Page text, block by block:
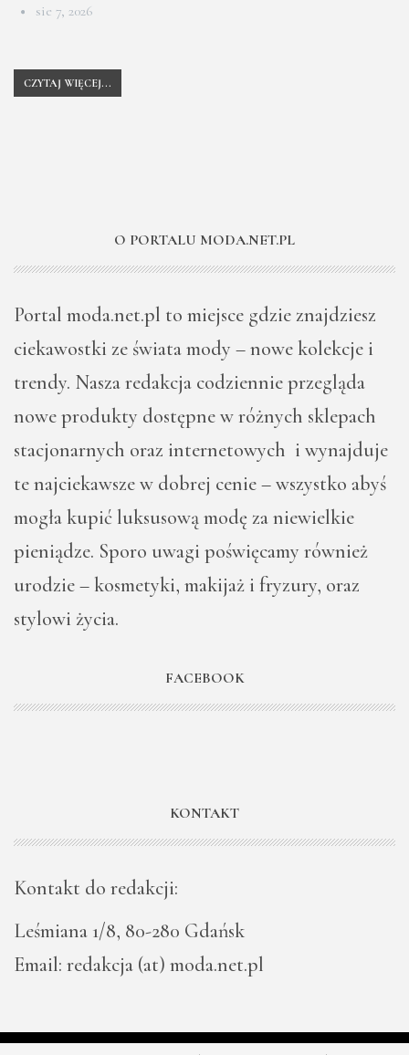
sie 7, 2026
CZYTAJ WIĘCEJ...
O PORTALU MODA.NET.PL
Portal moda.net.pl to miejsce gdzie znajdziesz
ciekawostki ze świata mody – nowe kolekcje i
trendy. Nasza redakcja codziennie przegląda
nowe produkty dostępne w różnych sklepach
stacjonarnych oraz internetowych i wynajduje
te najciekawsze w dobrej cenie – wszystko abyś
mogła kupić luksusową modę za niewielkie
pieniądze. Sporo uwagi poświęcamy również
urodzie – kosmetyki, makijaż i fryzury, oraz
stylowi życia.
FACEBOOK
KONTAKT
Kontakt do redakcji:
Leśmiana 1/8, 80-280 Gdańsk
Email: redakcja (at) moda.net.pl